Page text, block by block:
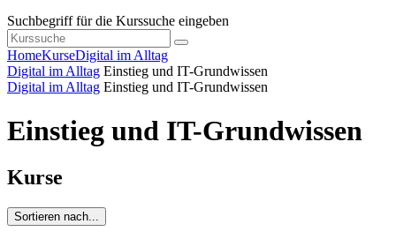
Suchbegriff für die Kurssuche eingeben
HomeKurseDigital im Alltag
Digital im Alltag Einstieg und IT-Grundwissen
Digital im Alltag Einstieg und IT-Grundwissen
Einstieg und IT-Grundwissen
Kurse
Sortieren nach...